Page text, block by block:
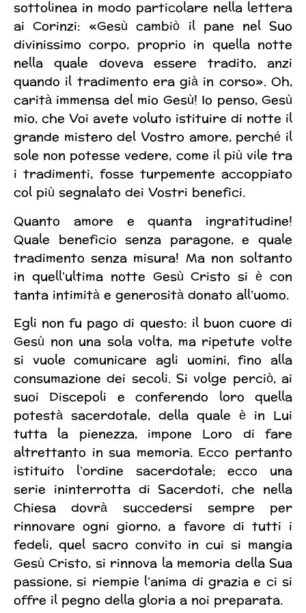
sottolinea in modo particolare nella lettera
ai Corinzi: «Gesù cambiò il pane nel Suo
divinissimo corpo, proprio in quella notte
nella quale doveva essere tradito, anzi
quando il tradimento era già in corso». Oh,
carità immensa del mio Gesù! Io penso, Gesù
mio, che Voi avete voluto istituire di notte il
grande mistero del Vostro amore, perché il
sole non potesse vedere, come il più vile tra
i tradimenti, fosse turpemente accoppiato
col più segnalato dei Vostri benefici.
Quanto amore e quanta ingratitudine!
Quale beneficio senza paragone, e quale
tradimento senza misura! Ma non soltanto
in quell’ultima notte Gesù Cristo si è con
tanta intimità e generosità donato all’uomo.
Egli non fu pago di questo: il buon cuore di
Gesù non una sola volta, ma ripetute volte
si vuole comunicare agli uomini, fino alla
consumazione dei secoli. Si volge perciò, ai
suoi Discepoli e conferendo loro quella
potestà sacerdotale, della quale è in Lui
tutta la pienezza, impone Loro di fare
altrettanto in sua memoria. Ecco pertanto
istituito l’ordine sacerdotale; ecco una
serie ininterrotta di Sacerdoti, che nella
Chiesa dovrà succedersi sempre per
rinnovare ogni giorno, a favore di tutti i
fedeli, quel sacro convito in cui si mangia
Gesù Cristo, si rinnova la memoria della Sua
passione, si riempie l’anima di grazia e ci si
offre il pegno della gloria a noi preparata.